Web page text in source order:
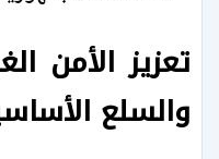
تعزيز الأمن
والسلع